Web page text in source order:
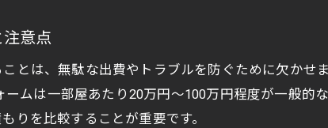
リフォーム済み賃貸物件の注意点と対応策
入居者がリフォームして欲しい場所の傾向
補助金活用で賢く進めるリフォーム計画
意点
とは、無駄な出費やトラブルを防ぐために欠かせ
ムは一部屋あたり20万円～100万円程度が一般的
りを比較することが重要です。